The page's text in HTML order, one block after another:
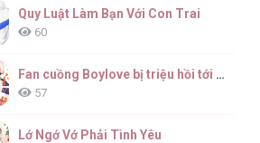
Quy Luật Làm Bạn Với Con Trai
60
Fan cuồng Boylove bị triệu hồi tới một thế giới lạ
57
Lớ Ngớ Vớ Phải Tình Yêu